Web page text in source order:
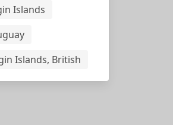
Islands
Islands, British